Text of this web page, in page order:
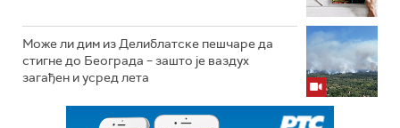
Може ли дим из Делиблатске пешчаре да
стигне до Београда – зашто је ваздух
загађен и усред лета